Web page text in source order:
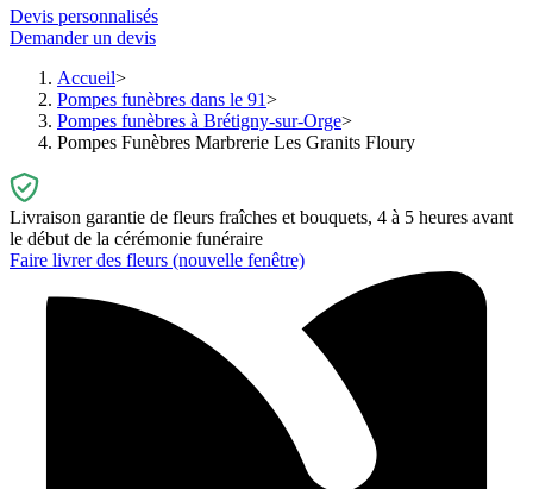
Devis personnalisés
Demander un devis
Accueil
Pompes funèbres dans le 91
Pompes funèbres à Brétigny-sur-Orge
Pompes Funèbres Marbrerie Les Granits Floury
Livraison garantie de fleurs fraîches et bouquets, 4 à 5 heures avant
le début de la cérémonie funéraire
Faire livrer des fleurs (nouvelle fenêtre)